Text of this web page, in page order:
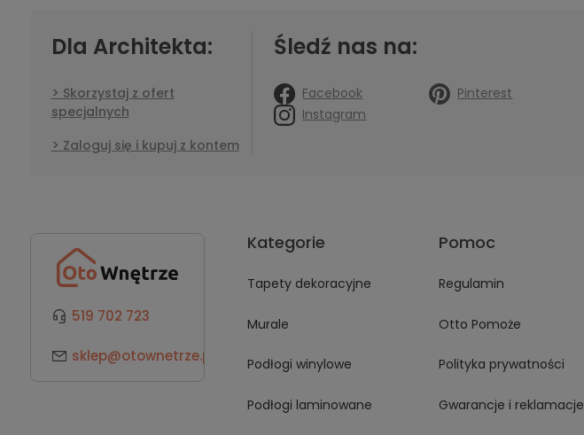
Dla Architekta:
Skorzystaj z ofert
specjalnych
Zaloguj się i kupuj z kontem
Śledź nas na:
Facebook
Pinterest
Instagram
519 702 723
sklep@otownetrze.pl
Kategorie
Tapety dekoracyjne
Murale
Podłogi winylowe
Podłogi laminowane
Pomoc
Regulamin
Otto Pomoże
Polityka prywatności
Gwarancje i reklamacje